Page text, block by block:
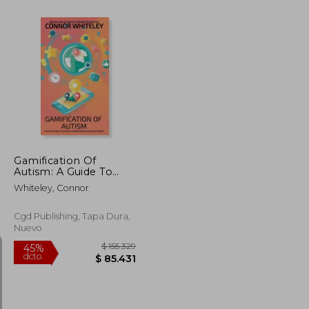
$ 116.780
$ 64.229
45%
dcto.
Gamification Of
Autism: A Guide To
Clinical Psychology,
Cyberpsychology And
Inglés)
Whiteley, Connor
Cgd Publishing, Tapa Dura,
Nuevo